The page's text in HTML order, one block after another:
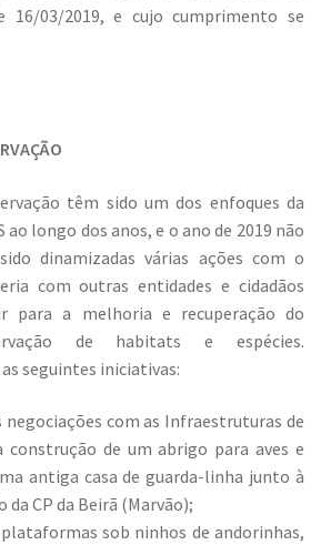
16/03/2019, e cujo cumprimento se
têm sido um dos enfoques da
ao longo dos anos, e o ano de 2019 não
dinamizadas várias ações com o
com outras entidades e cidadãos
para a melhoria e recuperação do
de habitats e espécies.
seguintes iniciativas:
negociações com as Infraestruturas de
construção de um abrigo para aves e
antiga casa de guarda-linha junto à
CP da Beirã (Marvão);
sob ninhos de andorinhas,